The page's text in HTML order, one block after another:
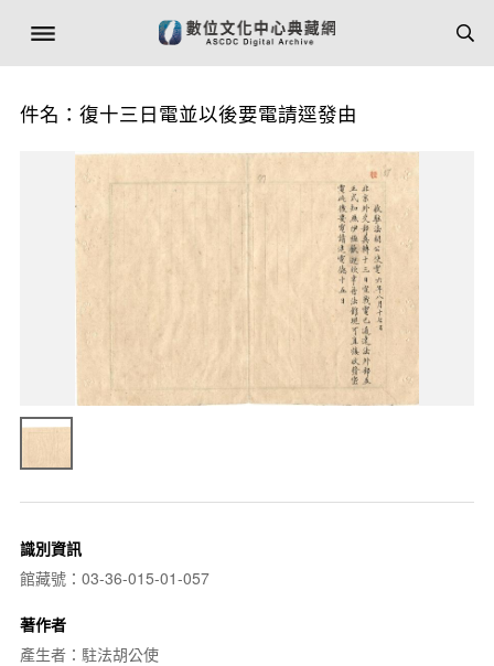
件名：復十三日電並以後要電請逕發由
識別資訊
館藏號：03-36-015-01-057
著作者
產生者：駐法胡公使